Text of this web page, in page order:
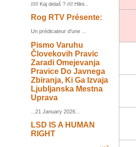
///// Kaj delaš ? //// Hlini...
Rog RTV Présente:
Un prédicateur d'une ...
Pismo Varuhu
Človekovih Pravic
Zaradi Omejevanja
Pravice Do Javnega
Zbiranja, Ki Ga Izvaja
Ljubljanska Mestna
Uprava
...21 January 2026...
LSD IS A HUMAN
RIGHT